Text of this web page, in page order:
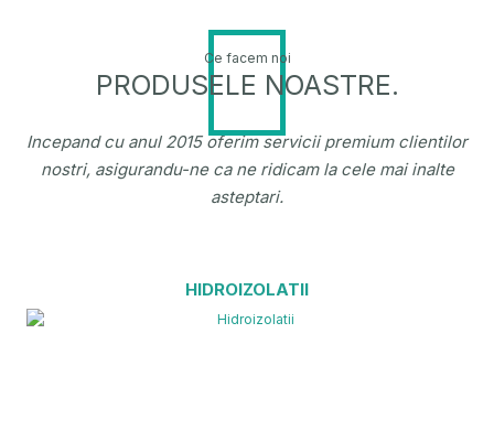
Ce facem noi
PRODUSELE NOASTRE.
Incepand cu anul 2015 oferim servicii premium clientilor
nostri, asigurandu-ne ca ne ridicam la cele mai inalte
asteptari.
HIDROIZOLATII